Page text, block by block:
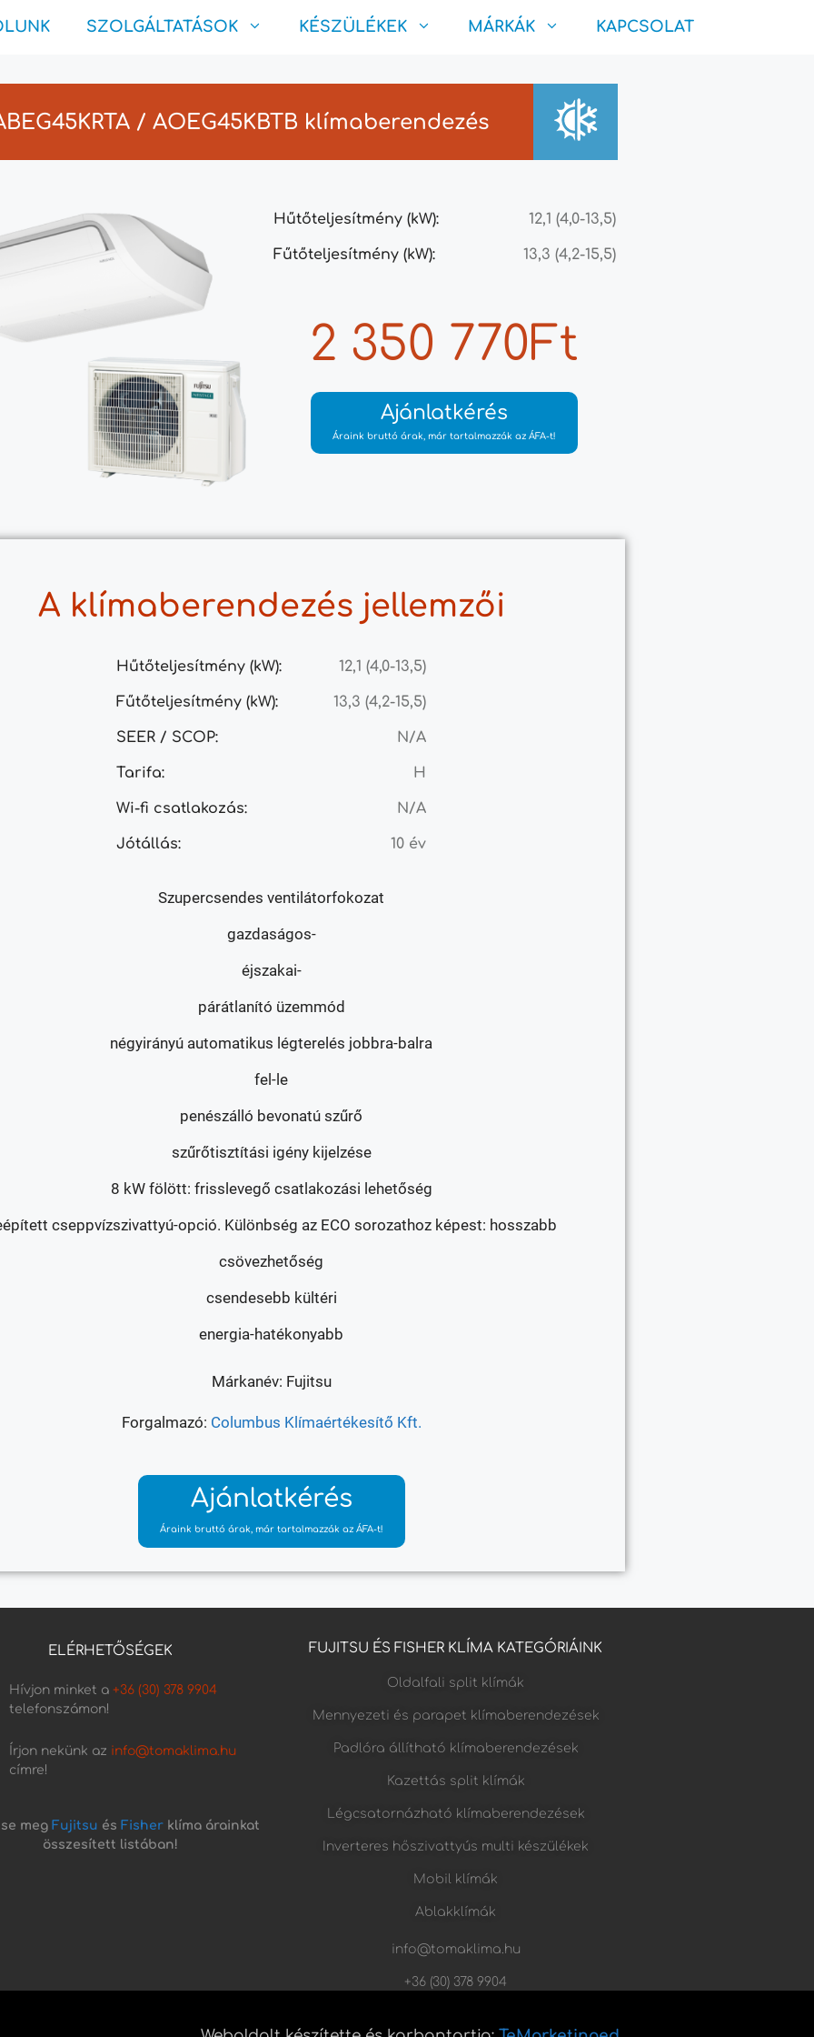
SZOLGÁLTATÁSOK KÉSZÜLÉKEK MÁRKÁK KAPCSOLAT
/ AOEG45KBTB klímaberendezés
Hűtőteljesítmény (kW): 12,1 (4,0-13,5)
Fűtőteljesítmény (kW): 13,3 (4,2-15,5)
2 350 770Ft
Ajánlatkérés
Áraink bruttó árak, már tartalmazzák az ÁFA-t!
A klímaberendezés jellemzői
Hűtőteljesítmény (kW): 12,1 (4,0-13,5)
Fűtőteljesítmény (kW): 13,3 (4,2-15,5)
SEER / SCOP: N/A
Tarifa: H
Wi-fi csatlakozás: N/A
Jótállás: 10 év
Szupercsendes ventilátorfokozat
gazdaságos-
éjszakai-
párátlanító üzemmód
négyirányú automatikus légterelés jobbra-balra
fel-le
penészálló bevonatú szűrő
szűrőtisztítási igény kijelzése
8 kW fölött: frisslevegő csatlakozási lehetőség
cseppvízszivattyú-opció. Különbség az ECO sorozathoz képest: hosszabb
csövezhetőség
csendesebb kültéri
energia-hatékonyabb
Márkanév: Fujitsu
Forgalmazó: Columbus Klímaértékesítő Kft.
Ajánlatkérés
Áraink bruttó árak, már tartalmazzák az ÁFA-t!
ELÉRHETŐSÉGEK
Hívjon minket a +36 (30) 378 9904
telefonszámon!
Írjon nekünk az info@tomaklima.hu
címre!
meg Fujitsu és Fisher klíma árainkat
összesített listában!
FUJITSU ÉS FISHER KLÍMA KATEGÓRIÁINK
Oldalfali split klímák
Mennyezeti és parapet klímaberendezések
Padlóra állítható klímaberendezések
Kazettás split klímák
Légcsatornázható klímaberendezések
Inverteres hőszivattyús multi készülékek
Mobil klímák
Ablakklímák
info@tomaklima.hu
+36 (30) 378 9904